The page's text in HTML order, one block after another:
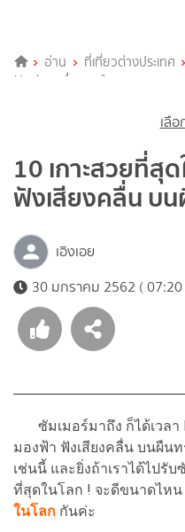
อ่าน ที่เที่ยวต่างประเทศ
ฟังเสียงคลื่น บนผืนทราย
เลื
10 เกาะสวยที่สุ
ฟังเสียงคลื่น บ
เอิงเอย
30 มกราคม 2562 ( 07:20
ซัมเมอร์มาถึง ก็ได้เวลา
มองฟ้า ฟังเสียงคลื่น บนผืน
เช่นนี้ และยิ่งถ้าเราได้ไปรั
ที่สุดในโลก ! จะดีขนาดไหน
ในโลก กันค่ะ